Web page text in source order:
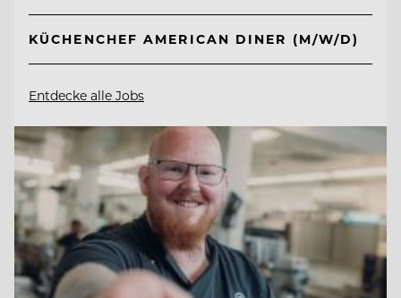
KÜCHENCHEF AMERICAN DINER (M/W/D)
Entdecke alle Jobs